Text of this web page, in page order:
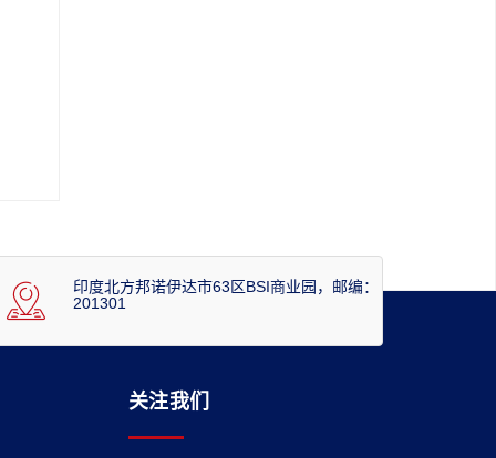
印度北方邦诺伊达市63区BSI商业园，邮编：
201301
关注我们